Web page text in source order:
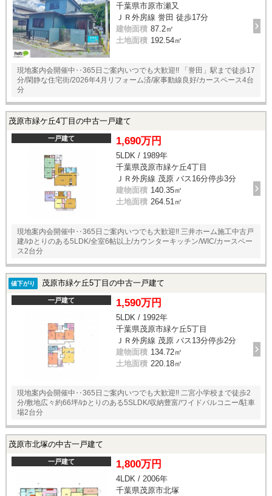
千葉県市原市瀬又
ＪＲ外房線 誉田 徒歩17分
建物面積 87.2㎡
土地面積 192.54㎡
現地案内会開催中‥365日ご案内いつでも大歓迎!! 「誉田」駅まで徒歩17
分/閑静な住宅街/2026年4月リフォーム済/家事動線良好/カースペース4台
分
茂原市緑ケ丘4丁目の中古一戸建て
一戸建て 1,690万円
5LDK / 1989年
千葉県茂原市緑ケ丘4丁目
ＪＲ外房線 茂原 バス16分停歩3分
建物面積 140.35㎡
土地面積 264.51㎡
現地案内会開催中‥365日ご案内いつでも大歓迎!! 三井ホーム施工中古戸
建/ゆとりのある5LDK/全室6帖以上/カウンターキッチン/WIC/カースペー
ス2台分
値下がり 茂原市緑ケ丘5丁目の中古一戸建て
一戸建て 1,590万円
5LDK / 1992年
千葉県茂原市緑ケ丘5丁目
ＪＲ外房線 茂原 バス13分停歩2分
建物面積 134.72㎡
土地面積 220.18㎡
現地案内会開催中‥365日ご案内いつでも大歓迎!! 二宮小学校まで徒歩2
分/敷地広々約66坪/ゆとりのある5SLDK/収納豊富/ワイドバルコニー/駐車
場2台分
茂原市北塚の中古一戸建て
一戸建て 1,800万円
4LDK / 2006年
千葉県茂原市北塚